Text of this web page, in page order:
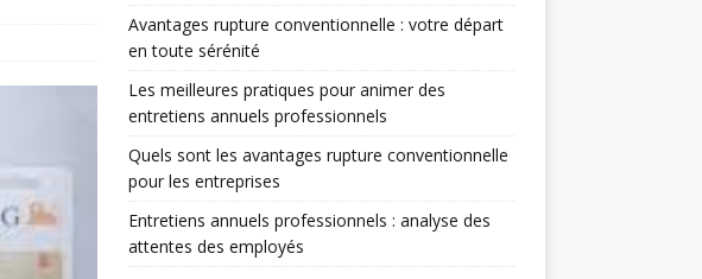
Avantages rupture conventionnelle : votre départ
en toute sérénité
Les meilleures pratiques pour animer des
entretiens annuels professionnels
Quels sont les avantages rupture conventionnelle
pour les entreprises
Entretiens annuels professionnels : analyse des
attentes des employés